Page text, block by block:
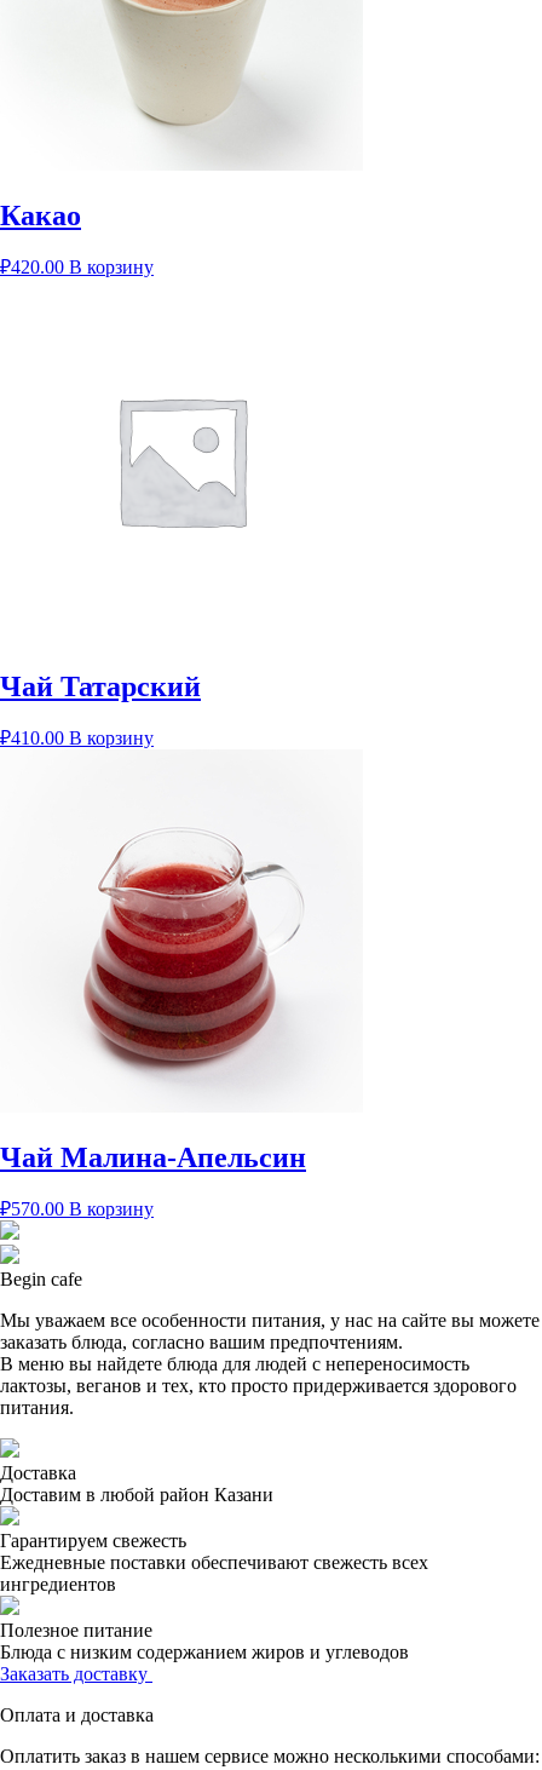
Какао
₽420.00 В корзину
Чай Татарский
₽410.00 В корзину
Чай Малина-Апельсин
₽570.00 В корзину
Begin cafe
Мы уважаем все особенности питания, у нас на сайте вы можете
заказать блюда, согласно вашим предпочтениям.
В меню вы найдете блюда для людей с непереносимость
лактозы, веганов и тех, кто просто придерживается здорового
питания.
Доставка
Доставим в любой район Казани
Гарантируем свежесть
Ежедневные поставки обеспечивают свежесть всех
ингредиентов
Полезное питание
Блюда с низким содержанием жиров и углеводов
Заказать доставку
Оплата и доставка
Оплатить заказ в нашем сервисе можно несколькими способами: